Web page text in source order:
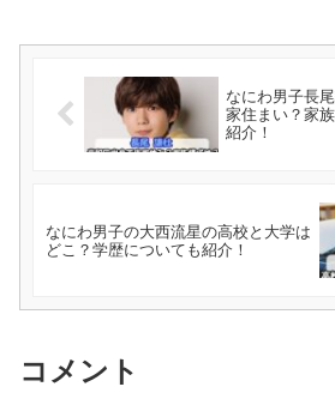
なにわ男子長
家住まい？家
紹介！
なにわ男子の大西流星の高校と大学は
どこ？学歴についても紹介！
コメント